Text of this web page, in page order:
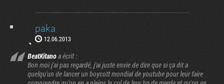
paka
12.06.2013
BeatKitanoa écrit :
Bon moi j'ai pas regardé, j'ai juste envie de dire que si ça dit a
quelqu'un de lancer un boycott mondial de youtube pour leur faire